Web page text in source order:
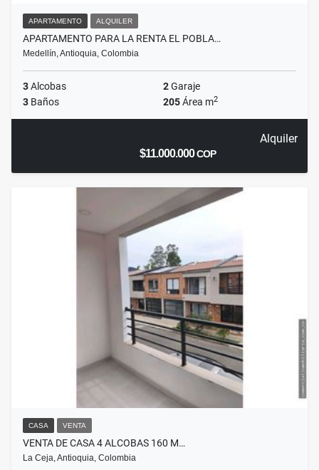
APARTAMENTO ALQUILER
APARTAMENTO PARA LA RENTA EL POBLA…
Medellín, Antioquia, Colombia
3Alcobas 2Garaje
3 Baños 205Área m2
Alquiler
$11.000.000COP
CASA VENTA
VENTA DE CASA 4 ALCOBAS 160 M…
La Ceja, Antioquia, Colombia